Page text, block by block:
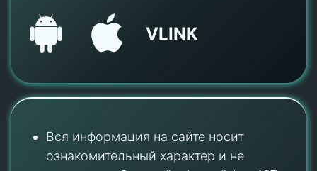
VLINK
Вся информация на сайте носит
ознакомительный характер и не